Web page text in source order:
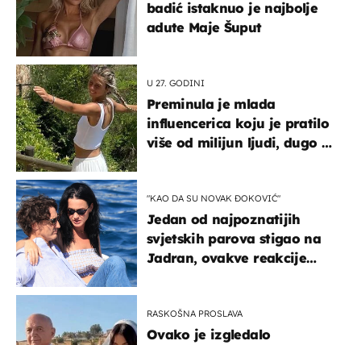
badić istaknuo je najbolje
adute Maje Šuput
U 27. GODINI
Preminula je mlada
influencerica koju je pratilo
više od milijun ljudi, dugo se
"KAO DA SU NOVAK ĐOKOVIĆ"
Jedan od najpoznatijih
svjetskih parova stigao na
Jadran, ovakve reakcije
RASKOŠNA PROSLAVA
Ovako je izgledalo